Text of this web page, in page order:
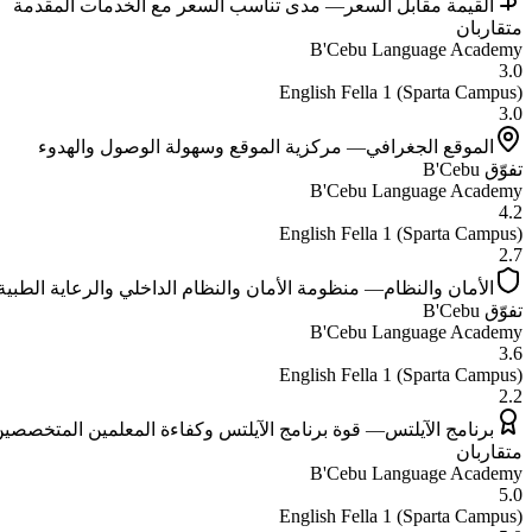
القيمة مقابل السعر — مدى تناسب السعر مع الخدمات المقدمة
متقاربان
B'Cebu Language Academy
3.0
English Fella 1 (Sparta Campus)
3.0
الموقع الجغرافي— مركزية الموقع وسهولة الوصول والهدوء
تفوّق B'Cebu
B'Cebu Language Academy
4.2
English Fella 1 (Sparta Campus)
2.7
الأمان والنظام— منظومة الأمان والنظام الداخلي والرعاية
تفوّق B'Cebu
B'Cebu Language Academy
3.6
English Fella 1 (Sparta Campus)
2.2
برنامج الآيلتس— قوة برنامج الآيلتس وكفاءة المعلمين
متقاربان
B'Cebu Language Academy
5.0
English Fella 1 (Sparta Campus)